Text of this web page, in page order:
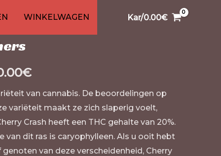
WINKELWAGEN Kar/0.00€
€
van cannabis. De beoordelingen op
variëteit maakt ze zich slaperig voelt,
Crash heeft een THC gehalte van 20%.
van dit ras is caryophylleen. Als u ooit hebt
van deze verscheidenheid, Cherry
producten
productproducten
producten
producten
productenproducten